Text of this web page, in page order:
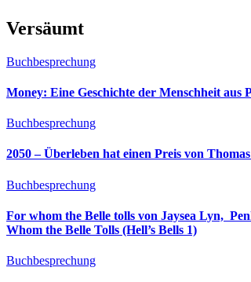
Versäumt
Buchbesprechung
Money: Eine Geschichte der Menschheit aus
Buchbesprechung
2050 – Überleben hat einen Preis von
Buchbesprechung
For whom the Belle tolls von Jaysea Lyn, ‎ Penhaligon Verlag, ‎ 1.
Whom the Belle Tolls (Hell’s Bells 1)
Buchbesprechung